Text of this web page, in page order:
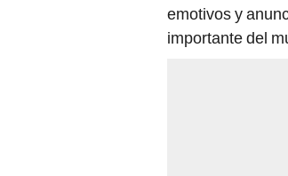
emotivos y
importante del